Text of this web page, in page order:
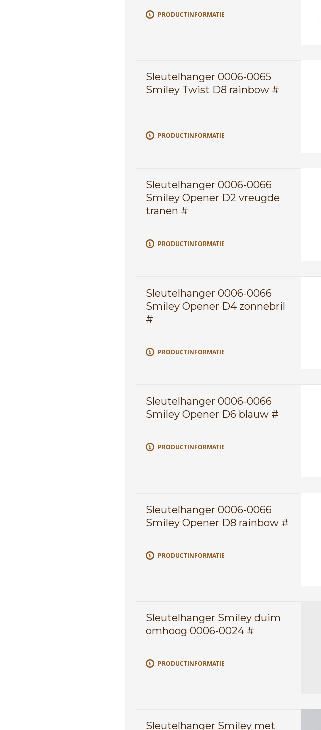
PRODUCTINFORMATIE
Sleutelhanger 0006-0065
Smiley Twist D8 rainbow #
PRODUCTINFORMATIE
Sleutelhanger 0006-0066
Smiley Opener D2 vreugde
tranen #
PRODUCTINFORMATIE
Sleutelhanger 0006-0066
Smiley Opener D4 zonnebril
#
PRODUCTINFORMATIE
Sleutelhanger 0006-0066
Smiley Opener D6 blauw #
PRODUCTINFORMATIE
Sleutelhanger 0006-0066
Smiley Opener D8 rainbow #
PRODUCTINFORMATIE
Sleutelhanger Smiley duim
omhoog 0006-0024 #
PRODUCTINFORMATIE
Sleutelhanger Smiley met